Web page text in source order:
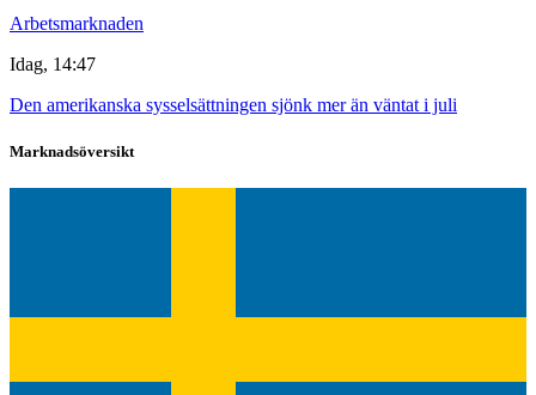
Arbetsmarknaden
Idag, 14:47
Den amerikanska sysselsättningen sjönk mer än väntat i juli
Marknadsöversikt